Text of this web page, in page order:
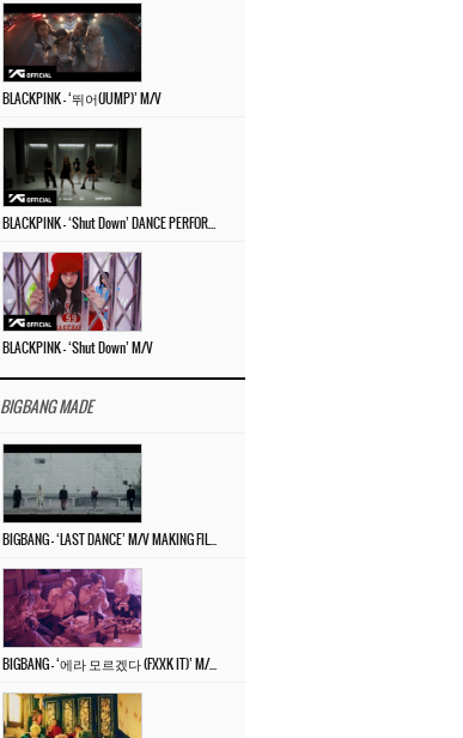
BLACKPINK – ‘뛰어(JUMP)’ M/V
BLACKPINK – ‘Shut Down’ M/V
BIGBANG MADE